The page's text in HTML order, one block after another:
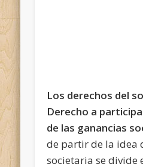
Los derechos del
Derecho a
de las ganancias
de partir de la idea
societaria se divide